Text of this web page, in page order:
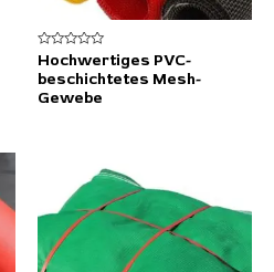
Bewertet
mit
0
von
5
Hochwertiges PVC-
beschichtetes Mesh-
Gewebe